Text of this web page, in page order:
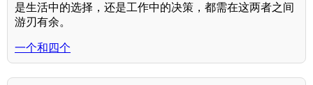
是生活中的选择，还是工作中的决策，都需在这两者之间
游刃有余。
一个和四个